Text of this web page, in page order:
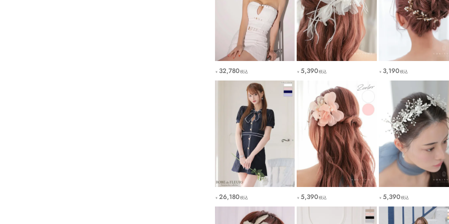
￥ 32,780税込 ￥ 5,390税込 ￥ 3,190税込
￥ 26,180税込 ￥ 5,390税込 ￥ 5,390税込